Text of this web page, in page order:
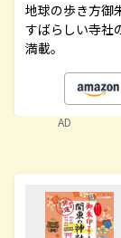
地球の歩き方御
すばらしい寺社
満載。
AD